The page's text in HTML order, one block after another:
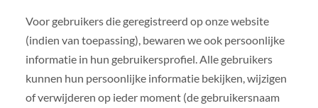
Voor gebruikers die geregistreerd op onze website
(indien van toepassing), bewaren we ook persoonlijke
informatie in hun gebruikersprofiel. Alle gebruikers
kunnen hun persoonlijke informatie bekijken, wijzigen
of verwijderen op ieder moment (de gebruikersnaam